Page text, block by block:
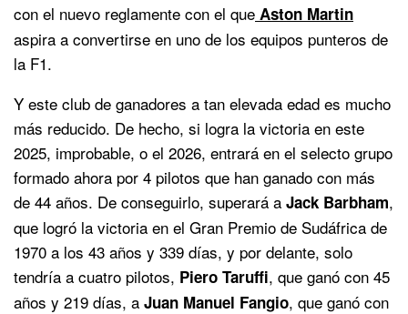
con el nuevo reglamente con el que Aston Martin
aspira a convertirse en uno de los equipos punteros de
la F1.
Y este club de ganadores a tan elevada edad es mucho
más reducido. De hecho, si logra la victoria en este
2025, improbable, o el 2026, entrará en el selecto grupo
formado ahora por 4 pilotos que han ganado con más
de 44 años. De conseguirlo, superará a Jack Barbham,
que logró la victoria en el Gran Premio de Sudáfrica de
1970 a los 43 años y 339 días, y por delante, solo
tendría a cuatro pilotos, Piero Taruffi, que ganó con 45
años y 219 días, a Juan Manuel Fangio, que ganó con